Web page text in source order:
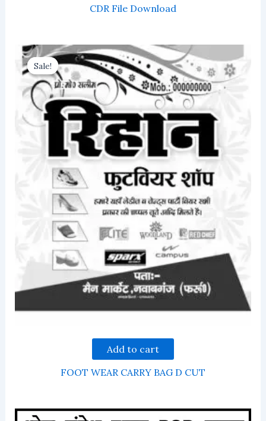
CDR File Download
Sale!
Sale!
Add to cart
FOOT WEAR CARRY BAG D CUT